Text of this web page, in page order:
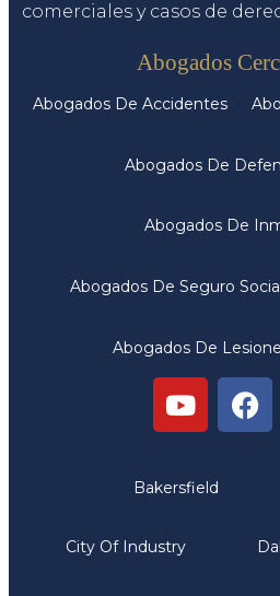
comerciales y casos de
Abogados
Abogados De Accidentes
Abogados De
Abogados De
Abogados De Seguro
Abogados De
Bakersfield
City Of Industry